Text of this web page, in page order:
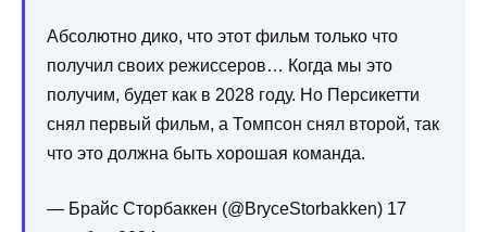
Абсолютно дико, что этот фильм только что
получил своих режиссеров… Когда мы это
получим, будет как в 2028 году. Но Персикетти
снял первый фильм, а Томпсон снял второй, так
что это должна быть хорошая команда.
— Брайс Сторбаккен (@BryceStorbakken) 17